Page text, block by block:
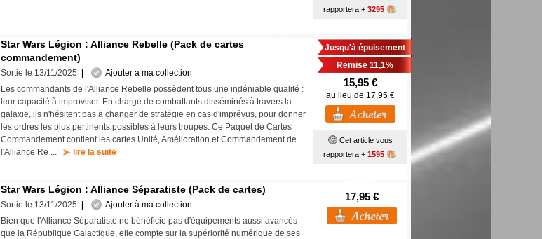
rapportera + 3295
Star Wars Légion : Alliance Rebelle (Pack de cartes
commandement)
Sortie le 13/11/2025
Ajouter à ma collection
Les commandants de l'Alliance Rebelle possèdent tous une indéniable qualité :
leur capacité à improviser. En charge de combattants disséminés à travers la
galaxie, ils n'hésitent pas à changer de stratégie en cas d'imprévus, pour donner
les ordres les plus pertinents possibles à leurs troupes. Ce Paquet de Cartes
Commandement contient les cartes Unité, Amélioration et Commandement de
l'Alliance Re ...
lire la suite
Jusqu'à épuisement
Remise 11,1%
15,95 €
au lieu de 17,95 €
Cet article vous
rapportera + 1595
Star Wars Légion : Alliance Séparatiste (Pack de cartes)
Sortie le 13/11/2025
Ajouter à ma collection
Bien que l'Alliance Séparatiste ne bénéficie pas d'équipements aussi avancés
que la République Galactique, elle compte sur la supériorité numérique de ses
17,95 €